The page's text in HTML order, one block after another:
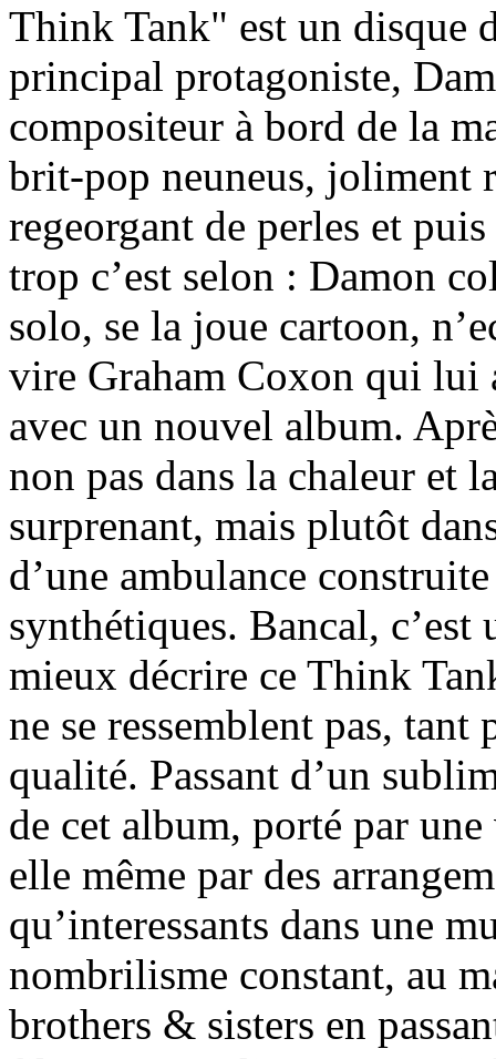
Think Tank" est un disque
principal protagoniste,
compositeur à bord de la
brit-pop neuneus, joliment
regeorgant de perles et
trop c’est selon : Damon
solo, se la joue cartoon,
vire Graham Coxon qui lui
avec un nouvel album.
non pas dans la chaleur et
surprenant, mais plutôt
d’une ambulance
synthétiques. Bancal,
mieux décrire ce Think
ne se ressemblent pas,
qualité. Passant d’un
de cet album, porté par
elle même par des
qu’interessants dans une
nombrilisme constant, au
brothers & sisters en